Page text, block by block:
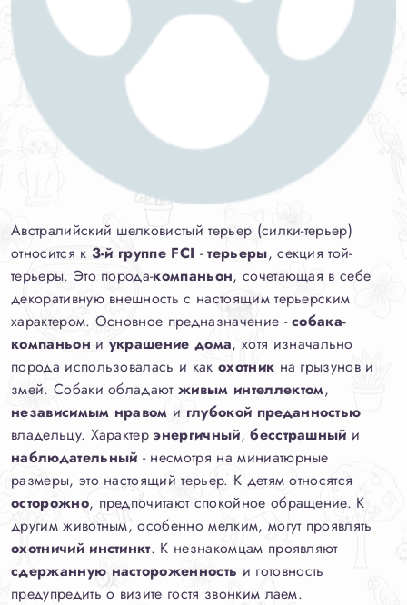
Австралийский шелковистый терьер (силки-терьер)
относится к 3-й группе FCI -терьеры, секция той-
терьеры. Это порода-компаньон, сочетающая в себе
декоративную внешность с настоящим терьерским
характером. Основное предназначение -собака-
компаньон и украшение дома, хотя изначально
порода использовалась и как охотник на грызунов и
змей. Собаки обладаютживым интеллектом,
независимым нравом и глубокой преданностью
владельцу. Характерэнергичный,бесстрашный и
наблюдательный - несмотря на миниатюрные
размеры, это настоящий терьер. К детям относятся
осторожно, предпочитают спокойное обращение. К
другим животным, особенно мелким, могут проявлять
охотничий инстинкт. К незнакомцам проявляют
сдержанную настороженность и готовность
предупредить о визите гостя звонким лаем.